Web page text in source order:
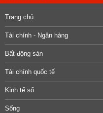
Trang chủ
Tài chính - Ngân hàng
Bất động sản
Tài chính quốc tế
Kinh tế số
Sống